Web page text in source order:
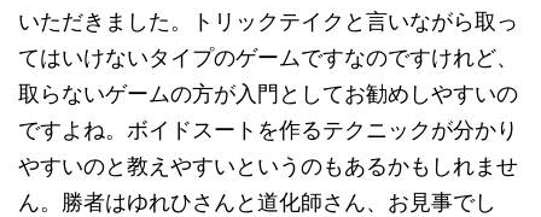
いただきました。トリックテイクと言いながら取っ
てはいけないタイプのゲームですなのですけれど、
取らないゲームの方が入門としてお勧めしやすいの
ですよね。ボイドスートを作るテクニックが分かり
やすいのと教えやすいというのもあるかもしれませ
ん。勝者はゆれひさんと道化師さん、お見事でし